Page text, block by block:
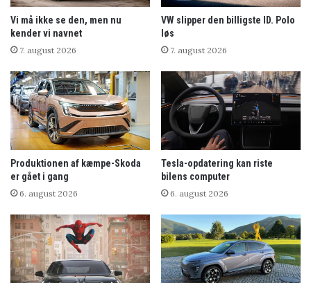
Vi må ikke se den, men nu
kender vi navnet
7. august 2026
VW slipper den billigste ID. Polo
løs
7. august 2026
Produktionen af kæmpe-Skoda
er gået i gang
6. august 2026
Tesla-opdatering kan riste
bilens computer
6. august 2026